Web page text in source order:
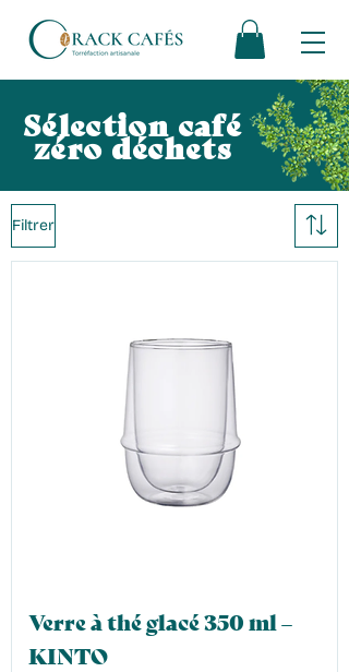
Sélection café
zéro déchets
Filtrer
Verre à thé glacé 350 ml –
KINTO